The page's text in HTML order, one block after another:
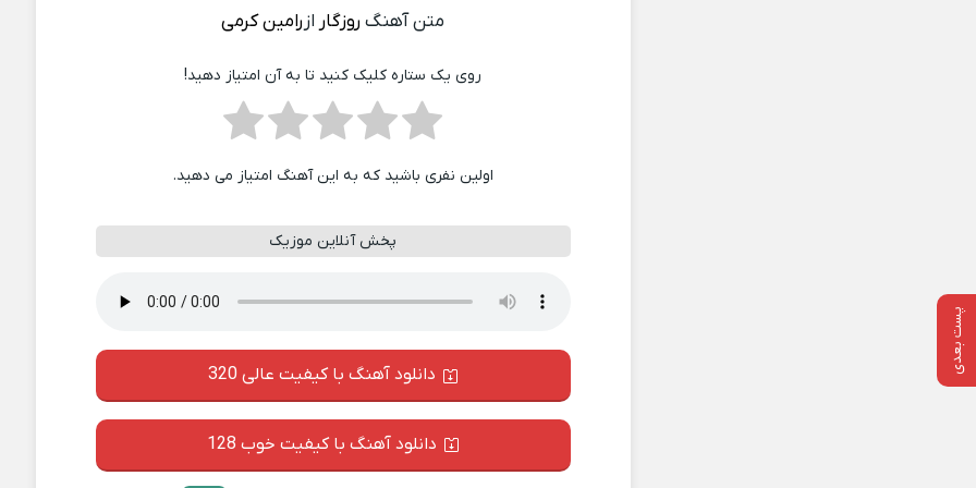
پست بعدی
متن آهنگ روزگارازرامین کرمی
روی یک ستاره کلیک کنید تا به آن امتیاز دهید!
اولین نفری باشید که به این آهنگ امتیاز می دهید.
پخش آنلاین موزیک
دانلود آهنگ با کیفیت عالی 320
دانلود آهنگ با کیفیت خوب 128